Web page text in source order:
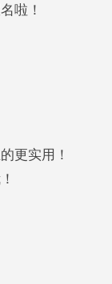
啦！
更实用！